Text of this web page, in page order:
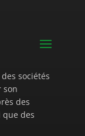
sociétés
son
des
que des